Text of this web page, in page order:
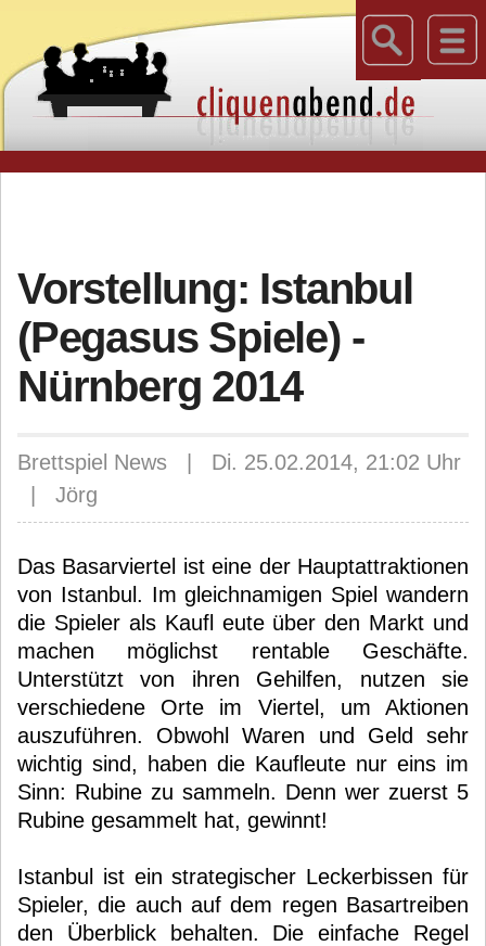
Vorstellung: Istanbul
(Pegasus Spiele) -
Nürnberg 2014
Brettspiel News | Di. 25.02.2014, 21:02 Uhr
| Jörg
Das Basarviertel ist eine der Hauptattraktionen
von Istanbul. Im gleichnamigen Spiel wandern
die Spieler als Kaufl eute über den Markt und
machen möglichst rentable Geschäfte.
Unterstützt von ihren Gehilfen, nutzen sie
verschiedene Orte im Viertel, um Aktionen
auszuführen. Obwohl Waren und Geld sehr
wichtig sind, haben die Kaufleute nur eins im
Sinn: Rubine zu sammeln. Denn wer zuerst 5
Rubine gesammelt hat, gewinnt!
Istanbul ist ein strategischer Leckerbissen für
Spieler, die auch auf dem regen Basartreiben
den Überblick behalten. Die einfache Regel